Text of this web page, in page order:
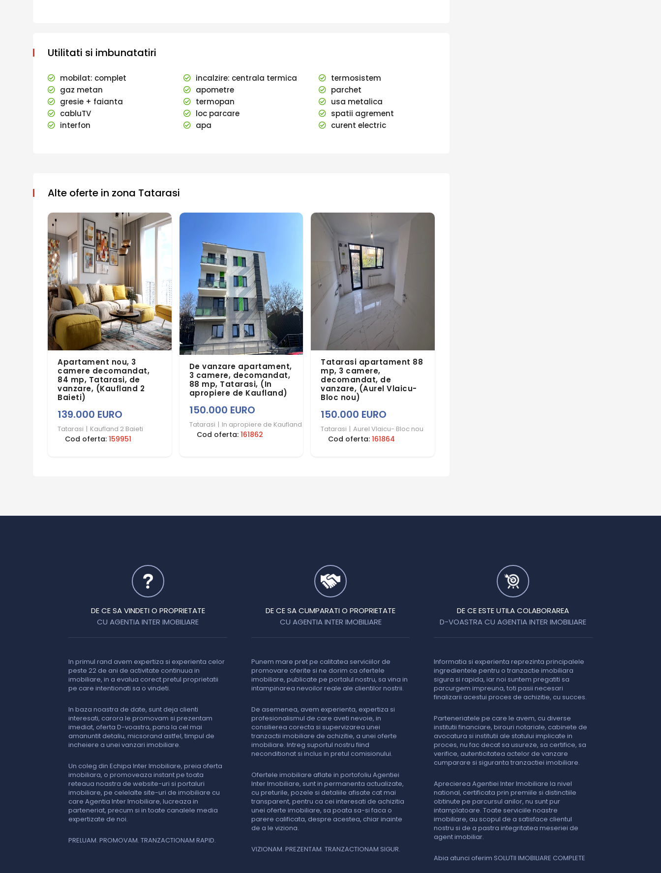
Utilitati si imbunatatiri
mobilat: complet incalzire: centrala termica
termosistem
gaz metan
apometre
parchet
gresie + faianta
termopan
usa metalica
cabluTV
loc parcare
spatii agrement
interfon
apa curent electric
Alte oferte in zona Tatarasi
Apartament nou, 3
camere decomandat,
84 mp, Tatarasi, de
vanzare, (Kaufland 2
Baieti)
139.000 EURO
Tatarasi | Kaufland 2 Baieti
Cod oferta:159951
De vanzare apartament,
3 camere, decomandat,
88 mp, Tatarasi, (In
apropiere de Kaufland)
150.000 EURO
Tatarasi | In apropiere de Kaufland
Cod oferta: 161862
Tatarasi apartament 88
mp, 3 camere,
decomandat, de
vanzare, (Aurel Vlaicu-
Bloc nou)
150.000 EURO
Tatarasi | Aurel Vlaicu- Bloc nou
Cod oferta:161864
DE CE SA VINDETI O PROPRIETATE
CU AGENTIA INTER IMOBILIARE
In primul rand avem expertiza si experienta celor
peste 22 de ani de activitate continuua in
imobiliare, in a evalua corect pretul proprietatii
pe care intentionati sa o vindeti.
In baza noastra de date, sunt deja clienti
interesati, carora le promovam si prezentam
imediat, oferta D-voastra, pana la cel mai
amanuntit detaliu, micsorand astfel, timpul de
incheiere a unei vanzari imobiliare.
Un coleg din Echipa Inter Imobiliare, preia oferta
imobiliara, o promoveaza instant pe toata
reteaua noastra de website-uri si portaluri
imobiliare, pe celelalte site-uri de imobiliare cu
care Agentia Inter Imobiliare, lucreaza in
parteneriat, precum si in toate canalele media
expertizate de noi.
PRELUAM. PROMOVAM. TRANZACTIONAM RAPID.
DE CE SA CUMPARATI O PROPRIETATE
CU AGENTIA INTER IMOBILIARE
Punem mare pret pe calitatea serviciilor de
promovare oferite si ne dorim ca ofertele
imobiliare, publicate pe portalul nostru, sa vina in
intampinarea nevoilor reale ale clientilor nostrii.
De asemenea, avem experienta, expertiza si
profesionalismul de care aveti nevoie, in
consilierea corecta si supervizarea unei
tranzactii imobiliare de achizitie, a unei oferte
imobiliare. Intreg suportul nostru fiind
neconditionat si inclus in pretul comisionului.
Ofertele imobiliare aflate in portofoliu Agentiei
Inter Imobiliare, sunt in permanenta actualizate,
cu preturile, pozele si detaliile afisate cat mai
transparent, pentru ca cei interesati de achizitia
unei oferte imobiliare, sa poata sa-si faca o
parere calificata, despre acestea, chiar inainte
de a le viziona.
VIZIONAM. PREZENTAM. TRANZACTIONAM SIGUR.
DE CE ESTE UTILA COLABORAREA
D-VOASTRA CU AGENTIA INTER IMOBILIARE
Informatia si experienta reprezinta principalele
ingredientele pentru o tranzactie imobiliara
sigura si rapida, iar noi suntem pregatiti sa
parcurgem impreuna, toti pasii necesari
finalizarii acestui proces de achizitie, cu succes.
Parteneriatele pe care le avem, cu diverse
institutii financiare, birouri notariale, cabinete de
avocatura si institutii ale statului implicate in
proces, nu fac decat sa usureze, sa certifice, sa
verifice, autenticitatea actelor de vanzare
cumparare si siguranta tranzactiei imobiliare.
Aprecierea Agentiei Inter Imobiliare la nivel
national, certificata prin premiile si distinctiile
obtinute pe parcursul anilor, nu sunt pur
intamplatoare. Toate serviciile noastre
imobiliare, au scopul de a satisface clientul
nostru si de a pastra integritatea meseriei de
agent imobiliar.
Abia atunci oferim SOLUTII IMOBILIARE COMPLETE